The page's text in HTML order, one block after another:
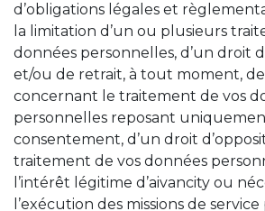
d’obligations légales et
la limitation d’un ou plusieurs
données personnelles, d’un droit
et/ou de retrait, à tout moment,
concernant le traitement de vos
personnelles reposant
consentement, d’un droit
traitement de vos données
l’intérêt légitime d’aivancity ou
l’exécution des missions de